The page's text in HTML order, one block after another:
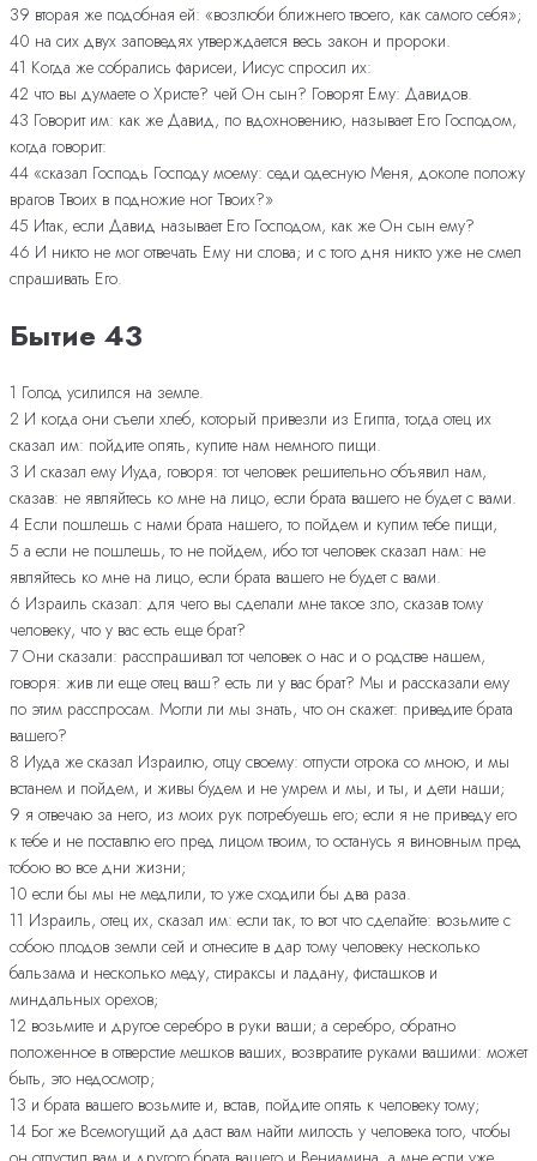
39 вторая же подобная ей: «возлюби ближнего твоего, как самого себя»;
40 на сих двух заповедях утверждается весь закон и пророки.
41 Когда же собрались фарисеи, Иисус спросил их:
42 что вы думаете о Христе? чей Он сын? Говорят Ему: Давидов.
43 Говорит им: как же Давид, по вдохновению, называет Его Господом,
когда говорит:
44 «сказал Господь Господу моему: седи одесную Меня, доколе положу
врагов Твоих в подножие ног Твоих?»
45 Итак, если Давид называет Его Господом, как же Он сын ему?
46 И никто не мог отвечать Ему ни слова; и с того дня никто уже не смел
спрашивать Его.
Бытие 43
1 Голод усилился на земле.
2 И когда они съели хлеб, который привезли из Египта, тогда отец их
сказал им: пойдите опять, купите нам немного пищи.
3 И сказал ему Иуда, говоря: тот человек решительно объявил нам,
сказав: не являйтесь ко мне на лицо, если брата вашего не будет с вами.
4 Если пошлешь с нами брата нашего, то пойдем и купим тебе пищи,
5 а если не пошлешь, то не пойдем, ибо тот человек сказал нам: не
являйтесь ко мне на лицо, если брата вашего не будет с вами.
6 Израиль сказал: для чего вы сделали мне такое зло, сказав тому
человеку, что у вас есть еще брат?
7 Они сказали: расспрашивал тот человек о нас и о родстве нашем,
говоря: жив ли еще отец ваш? есть ли у вас брат? Мы и рассказали ему
по этим расспросам. Могли ли мы знать, что он скажет: приведите брата
вашего?
8 Иуда же сказал Израилю, отцу своему: отпусти отрока со мною, и мы
встанем и пойдем, и живы будем и не умрем и мы, и ты, и дети наши;
9 я отвечаю за него, из моих рук потребуешь его; если я не приведу его
к тебе и не поставлю его пред лицом твоим, то останусь я виновным пред
тобою во все дни жизни;
10 если бы мы не медлили, то уже сходили бы два раза.
11 Израиль, отец их, сказал им: если так, то вот что сделайте: возьмите с
собою плодов земли сей и отнесите в дар тому человеку несколько
бальзама и несколько меду, стираксы и ладану, фисташков и
миндальных орехов;
12 возьмите и другое серебро в руки ваши; а серебро, обратно
положенное в отверстие мешков ваших, возвратите руками вашими: может
быть, это недосмотр;
13 и брата вашего возьмите и, встав, пойдите опять к человеку тому;
14 Бог же Всемогущий да даст вам найти милость у человека того, чтобы